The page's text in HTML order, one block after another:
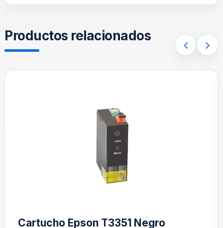
Productos relacionados
Cartucho Epson T3351 Negro